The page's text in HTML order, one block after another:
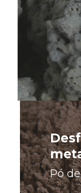
Pó
Saiba
mais